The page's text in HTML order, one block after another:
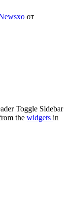
от
Toggle Sidebar
the widgets in